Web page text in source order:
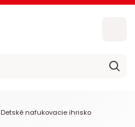
Detské nafukovacie ihrisko